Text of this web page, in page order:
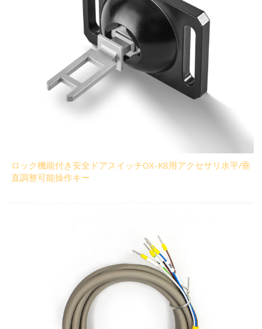
ロック機能付き安全ドアスイッチOX-K8用アクセサリ水平/垂
直調整可能操作キー